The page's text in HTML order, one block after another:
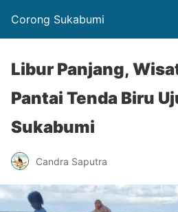
Corong Sukabumi
Libur Panjang,
Pantai Tenda Biru
Sukabumi
Candra Saputra